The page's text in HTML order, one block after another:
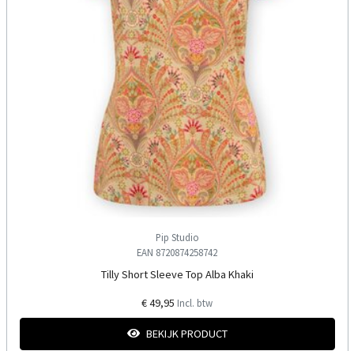
Pip Studio
EAN 8720874258742
Tilly Short Sleeve Top Alba Khaki
€ 49,95 Incl. btw
BEKIJK PRODUCT